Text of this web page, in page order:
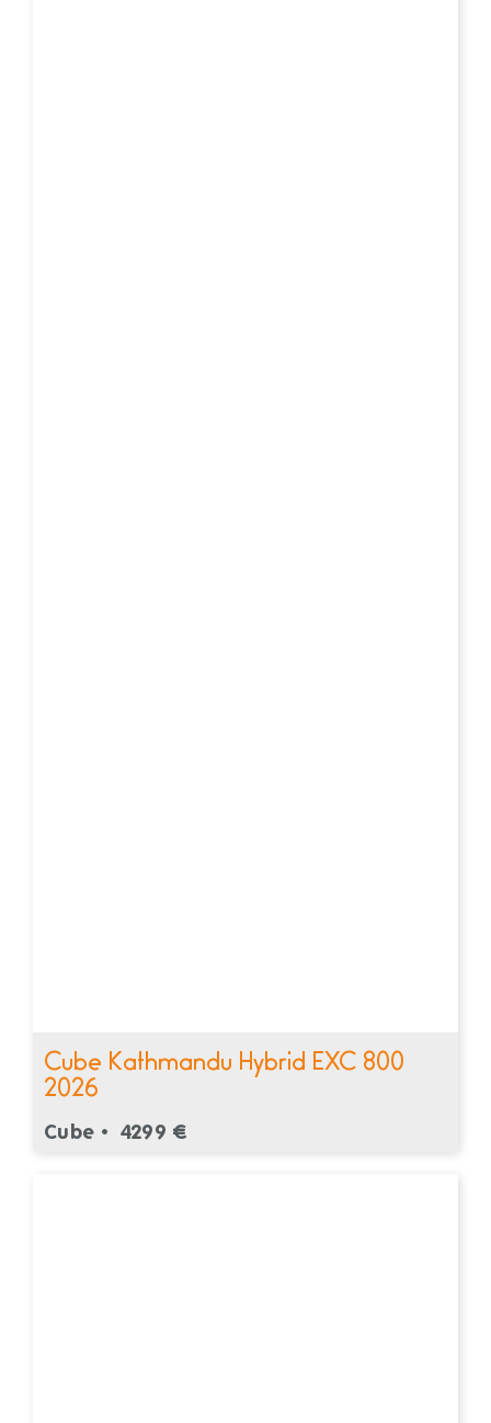
Cube Kathmandu Hybrid EXC 800
2026
Cube • 4299 €